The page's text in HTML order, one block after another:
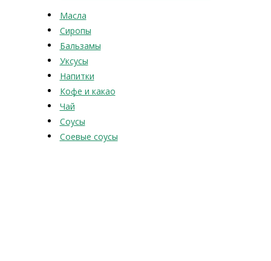
Масла
Сиропы
Бальзамы
Уксусы
Напитки
Кофе и какао
Чай
Соусы
Соевые соусы